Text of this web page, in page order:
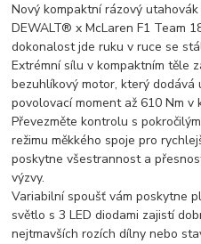
Nový kompaktní rázový
DEWALT® x McLaren F1 Team
dokonalost jde ruku v ruce se
Extrémní sílu v kompaktním těle
bezuhlíkový motor, který dodává
povolovací moment až 610 Nm v
Převezměte kontrolu s
režimu měkkého spoje pro
poskytne všestrannost a
výzvy.
Variabilní spoušť vám poskytne
světlo s 3 LED diodami zajistí
nejtmavších rozích dílny nebo